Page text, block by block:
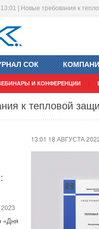
| Новые требования к
И КОНФЕРЕНЦИИ
СОК
к тепловой
13:01 18 АВГУСТА
«Дня
и AquaTech –
12:17 18 АВГУСТА
Компания «Про
RT, которые
Вы легко